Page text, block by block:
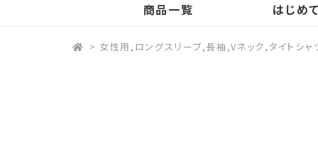
商品一覧 はじめ
> 女性用,ロングスリーブ,長袖,Vネック,タイトシ